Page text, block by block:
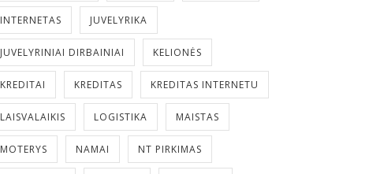
INTERNETAS JUVELYRIKA
JUVELYRINIAI DIRBAINIAI KELIONĖS
KREDITAI KREDITAS KREDITAS INTERNETU
LAISVALAIKIS LOGISTIKA MAISTAS
MOTERYS NAMAI NT PIRKIMAS